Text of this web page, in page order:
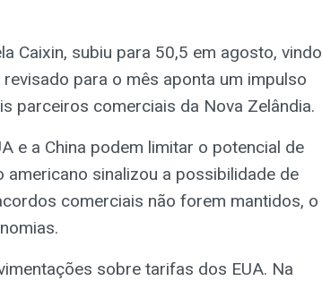
Caixin, subiu para 50,5 em agosto, vindo
para o mês aponta um impulso
parceiros comerciais da Nova Zelândia.
e a China podem limitar o potencial de
americano sinalizou a possibilidade de
comerciais não forem mantidos, o
sobre tarifas dos EUA. Na